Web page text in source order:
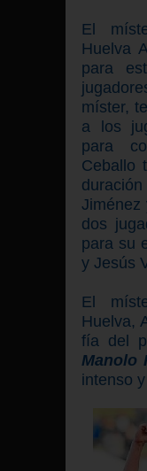
El
Huelva
para
míster,
a los
para
Ceballo
Jiménez
dos
para su
y Jesús
El
Huelva,
fía del
Manolo
intenso